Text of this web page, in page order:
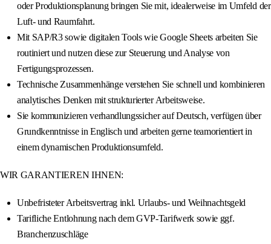
oder Produktionsplanung bringen Sie mit, idealerweise im Umfeld der
Luft- und Raumfahrt.
Mit SAP/R3 sowie digitalen Tools wie Google Sheets arbeiten Sie
routiniert und nutzen diese zur Steuerung und Analyse von
Fertigungsprozessen.
Technische Zusammenhänge verstehen Sie schnell und kombinieren
analytisches Denken mit strukturierter Arbeitsweise.
Sie kommunizieren verhandlungssicher auf Deutsch, verfügen über
Grundkenntnisse in Englisch und arbeiten gerne teamorientiert in
einem dynamischen Produktionsumfeld.
WIR GARANTIEREN IHNEN:
Unbefristeter Arbeitsvertrag inkl. Urlaubs- und Weihnachtsgeld
Tarifliche Entlohnung nach dem GVP-Tarifwerk sowie ggf.
Branchenzuschläge